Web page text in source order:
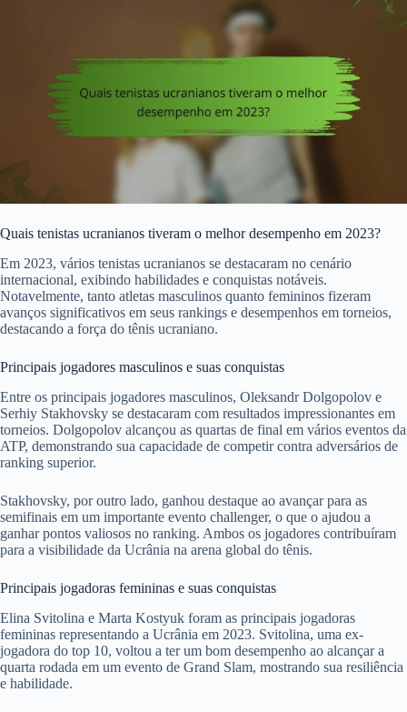
Quais tenistas ucranianos tiveram o melhor desempenho em 2023?
Em 2023, vários tenistas ucranianos se destacaram no cenário
internacional, exibindo habilidades e conquistas notáveis.
Notavelmente, tanto atletas masculinos quanto femininos fizeram
avanços significativos em seus rankings e desempenhos em torneios,
destacando a força do tênis ucraniano.
Principais jogadores masculinos e suas conquistas
Entre os principais jogadores masculinos, Oleksandr Dolgopolov e
Serhiy Stakhovsky se destacaram com resultados impressionantes em
torneios. Dolgopolov alcançou as quartas de final em vários eventos da
ATP, demonstrando sua capacidade de competir contra adversários de
ranking superior.
Stakhovsky, por outro lado, ganhou destaque ao avançar para as
semifinais em um importante evento challenger, o que o ajudou a
ganhar pontos valiosos no ranking. Ambos os jogadores contribuíram
para a visibilidade da Ucrânia na arena global do tênis.
Principais jogadoras femininas e suas conquistas
Elina Svitolina e Marta Kostyuk foram as principais jogadoras
femininas representando a Ucrânia em 2023. Svitolina, uma ex-
jogadora do top 10, voltou a ter um bom desempenho ao alcançar a
quarta rodada em um evento de Grand Slam, mostrando sua resiliência
e habilidade.